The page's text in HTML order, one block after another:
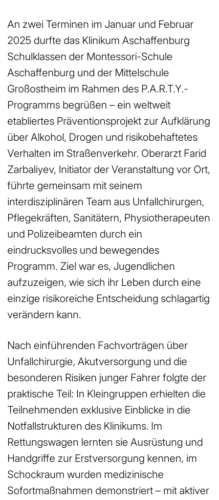
An zwei Terminen im Januar und Februar
2025 durfte das Klinikum Aschaffenburg
Schulklassen der Montessori-Schule
Aschaffenburg und der Mittelschule
Großostheim im Rahmen des P.A.R.T.Y.-
Programms begrüßen – ein weltweit
etabliertes Präventionsprojekt zur Aufklärung
über Alkohol, Drogen und risikobehaftetes
Verhalten im Straßenverkehr. Oberarzt Farid
Zarbaliyev, Initiator der Veranstaltung vor Ort,
führte gemeinsam mit seinem
interdisziplinären Team aus Unfallchirurgen,
Pflegekräften, Sanitätern, Physiotherapeuten
und Polizeibeamten durch ein
eindrucksvolles und bewegendes
Programm. Ziel war es, Jugendlichen
aufzuzeigen, wie sich ihr Leben durch eine
einzige risikoreiche Entscheidung schlagartig
verändern kann.
Nach einführenden Fachvorträgen über
Unfallchirurgie, Akutversorgung und die
besonderen Risiken junger Fahrer folgte der
praktische Teil: In Kleingruppen erhielten die
Teilnehmenden exklusive Einblicke in die
Notfallstrukturen des Klinikums. Im
Rettungswagen lernten sie Ausrüstung und
Handgriffe zur Erstversorgung kennen, im
Schockraum wurden medizinische
Sofortmaßnahmen demonstriert – mit aktiver